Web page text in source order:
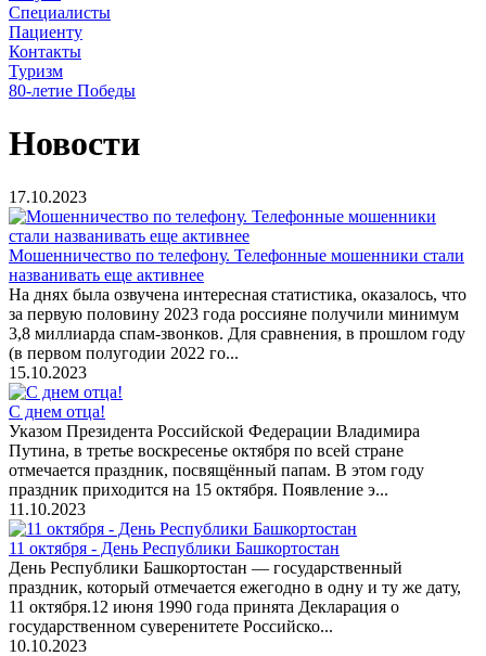
Специалисты
Пациенту
Контакты
Туризм
80-летие Победы
Новости
17.10.2023
Мошенничество по телефону. Телефонные мошенники стали
названивать еще активнее
На днях была озвучена интересная статистика, оказалось, что
за первую половину 2023 года россияне получили минимум
3,8 миллиарда спам-звонков. Для сравнения, в прошлом году
(в первом полугодии 2022 го...
15.10.2023
С днем отца!
Указом Президента Российской Федерации Владимира
Путина, в третье воскресенье октября по всей стране
отмечается праздник, посвящённый папам. В этом году
праздник приходится на 15 октября. Появление э...
11.10.2023
11 октября - День Республики Башкортостан
День Республики Башкортостан — государственный
праздник, который отмечается ежегодно в одну и ту же дату,
11 октября.12 июня 1990 года принята Декларация о
государственном суверенитете Российско...
10.10.2023